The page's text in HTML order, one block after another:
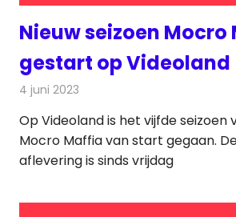
Nieuw seizoen
gestart op Videoland
4 juni 2023
Op Videoland is het vijfde seizoen
Mocro Maffia van start gegaan.
aflevering is sinds vrijdag